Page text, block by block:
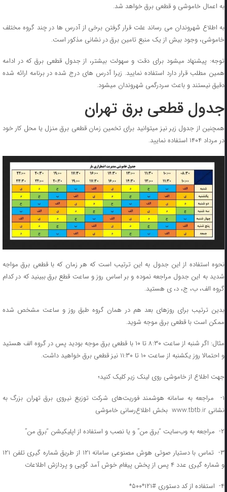
به اعمال خاموشی و قطعی برق خواهد شد.
به اطلاع شهروندان می رساند علت قرار گرفتن برخی از آدرس ها در چند گروه مختلف
خاموشی، وجود بیش از یک منبع تامین برق در نشانی مذکور است.
توجه: پیشنهاد میشود برای دقت و سهولت بیشتر، از جدول قطعی برق که در ادامه
همین مطلب قرار دارد استفاده نمایید. زیرا آدرس های درج شده در برنامه ارائه شده
دقیق نیستند و باعث سردرگمی شهروندان میشود.
جدول قطعی برق تهران
همچنین از جدول زیر نیز میتوانید برای تخمین زمان قطعی برق منزل یا محل کار خود
در مرداد ۱۴۰۴ استفاده نمایید.
نحوه استفاده از این جدول به این ترتیب است که هر زمان که با قطعی برق مواجه
شدید به این جدول مراجعه نموده و بر اساس روز و ساعت قطع برق ببینید که در کدام
گروه الف، ب، ج، د، ی هستید.
بدین ترتیب برای روزهای بعد هم در همان گروه طبق روز و ساعت مشخص شده
ممکن است با قطعی برق موجه شوید.
مثال: اگر شنبه از ساعت ۸:۳۰ تا ۱۰ با قطعی برق موجه بودید پس در گروه الف هستید
و احتمالا روز یکشنبه از ساعت ۱۰ تا ۱۱:۳۰ نیز قطعی برق خواهید داشت.
جهت اطلاع از خاموشی روی لینک زیر کلیک کنید؛
۱- مراجعه به سامانه هوشمند فوریت‌های شرکت توزیع نیروی برق تهران بزرگ به
نشانی www.tbtb.ir بخش اطلاع‌رسانی خاموشی
۲- مراجعه به وب‌سایت “برق من” و یا نصب و استفاده از اپلیکیشن “برق من”
۳- تماس با دستیار صوتی هوش مصنوعی سامانه ۱۲۱ از طریق شماره گیری تلفن ۱۲۱
و شماره گیری عدد ۴ پس از پخش پیغام خوش آمد گویی و پردازش اطلاعات
۴- استفاده از کد دستوری #۱۲۱*۵۰۰*